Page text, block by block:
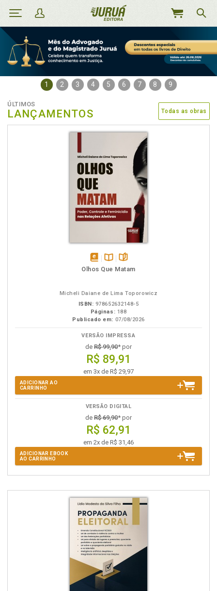
MEU
1 2 3 4 5 6 7 8 9
ÚLTIMOS
LANÇAMENTOS Todas as obras
disponívelDisponível
páginas
Olhos Que Matam
Micheli Daiane de Lima Toporowicz
ISBN: 978652632148-5
Páginas: 188
Publicado em: 07/08/2026
VERSÃO IMPRESSA
de R$ 99,90* por
R$ 89,91
em 3x de R$ 29,97
ADICIONAR AO
CARRINHO
VERSÃO DIGITAL
de R$ 69,90* por
R$ 62,91
em 2x de R$ 31,46
ADICIONAR EBOOK
AO CARRINHO